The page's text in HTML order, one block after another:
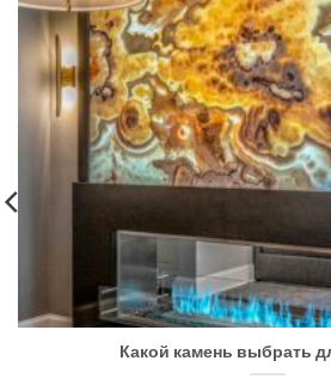
Какой камень выбрать